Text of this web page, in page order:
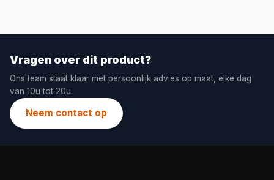
Vragen over dit product?
Ons team staat klaar met persoonlijk advies op maat, elke dag
van 10u tot 20u.
Neem contact op